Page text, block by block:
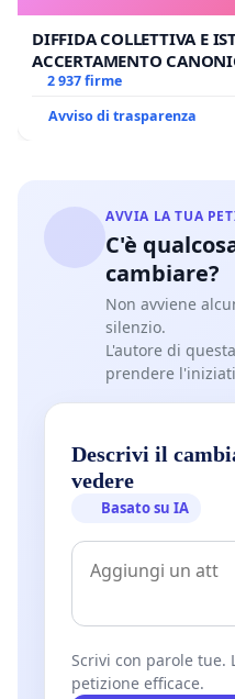
DIFFIDA COLLETTIVA E
ACCERTAMENTO
2 937 firme
Avviso di trasparenza
AVVIA LA TUA
C'è
cambiare?
Non avviene
silenzio.
L'autore di
prendere
Descrivi il
vedere
Basato su IA
Scrivi con parole tue.
petizione efficace.